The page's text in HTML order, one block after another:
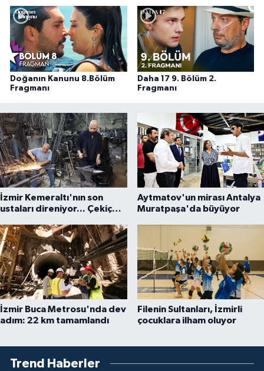
Doğanın Kanunu 8.Bölüm
Fragmanı
Daha 17 9. Bölüm 2.
Fragmanı
İzmir Kemeraltı'nın son
ustaları direniyor... Çekiç
Aytmatov'un mirası Antalya
Muratpaşa'da büyüyor
İzmir Buca Metrosu'nda dev
adım: 22 km tamamlandı
Filenin Sultanları, İzmirli
çocuklara ilham oluyor
Trend Haberler